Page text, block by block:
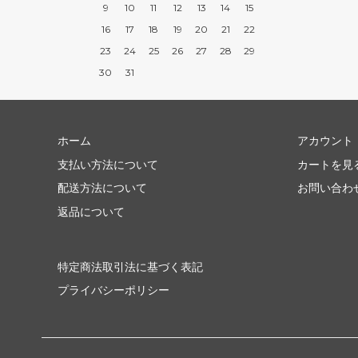
9 10 11 12 13 14
15
16
17 18 19 20 21
22
23
24 25 26 27 28
29
30
31
ホーム
支払い方法について
配送方法について
返品について
アカウント
カートを見
お問い合わ
特定商法取引法に基づく表記
プライバシーポリシー